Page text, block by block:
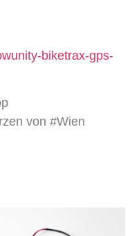
biketrax-gps-
von #Wien